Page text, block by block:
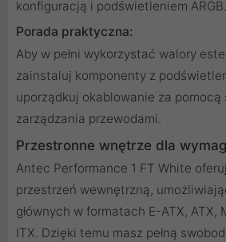
konfiguracją i podświetleniem ARGB.
Porada praktyczna:
Aby w pełni wykorzystać walory
zainstaluj komponenty z
uporządkuj okablowanie za pomocą
zarządzania przewodami.
Przestronne wnętrze dla
Antec Performance 1 FT White
przestrzeń wewnętrzną,
głównych w formatach E-ATX, ATX,
ITX. Dzięki temu masz pełną